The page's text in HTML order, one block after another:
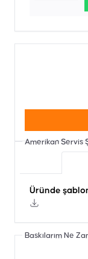
Amerikan Servis
Üründe
Baskılarım Ne